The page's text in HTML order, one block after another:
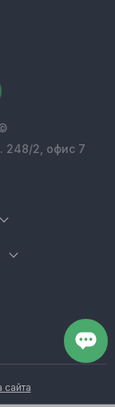
248/2, офис 7
сайта